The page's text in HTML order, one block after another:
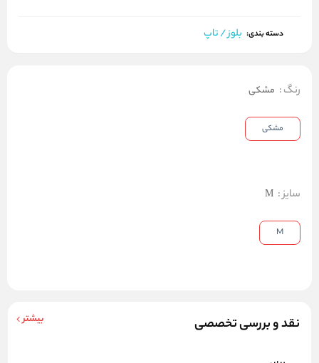
دسته بندی: بلوز / تاپ
نقد و بررسی تخصصی بیشتر
رنگ: مشکی
مشکی
سایز:
M
M